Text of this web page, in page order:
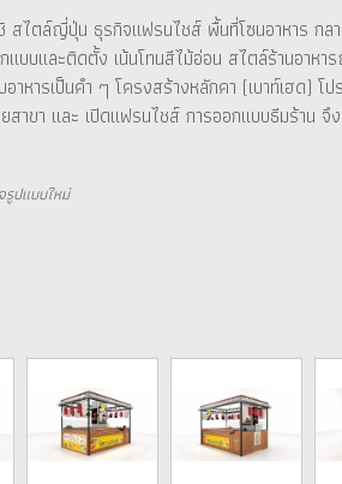
สไตล์ญี่ปุ่น ธุรกิจแฟรนไชส์ พื้นที่โซนอาหาร ก
แบบและติดตั้ง เน้นโทนสีไม้อ่อน สไตล์ร้านอา
าหารเป็นคำ ๆ โครงสร้างหลักคา (เบาท์เฮด) โ
สาขา และ เปิดแฟรนไชส์ การออกแบบธีมร้าน
ปแบบใหม่